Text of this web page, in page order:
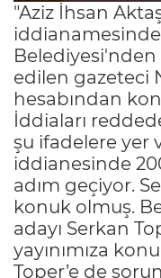
"Aziz İhsan
Belediyesi'nden
edilen gazeteci
hesabından
İddiaları
şu ifadelere yer
iddianesinde
adım geçiyor.
konuk olmuş.
adayı Serkan
yayınımıza
Toper’e de